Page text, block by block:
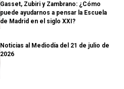
Gasset, Zubiri y Zambrano: ¿Cómo
puede ayudarnos a pensar la Escuela
de Madrid en el siglo XXI?
Noticias al Mediodía del 21 de julio de
2026